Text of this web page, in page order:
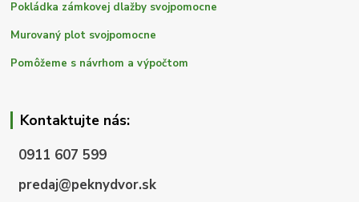
Pokládka zámkovej dlažby svojpomocne
Murovaný plot svojpomocne
Pomôžeme s návrhom a výpočtom
Kontaktujte nás:
0911 607 599
predaj@peknydvor.sk